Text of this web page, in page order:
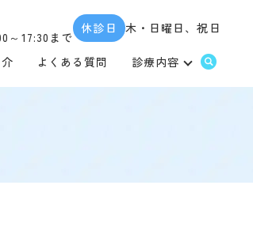
よくある質問 診療内容
～17:30まで
休診日 木・日曜日、祝日